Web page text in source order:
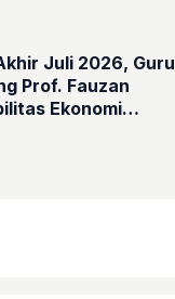
Juli 2026, Guru
Prof. Fauzan
Ekonomi
Kokoh